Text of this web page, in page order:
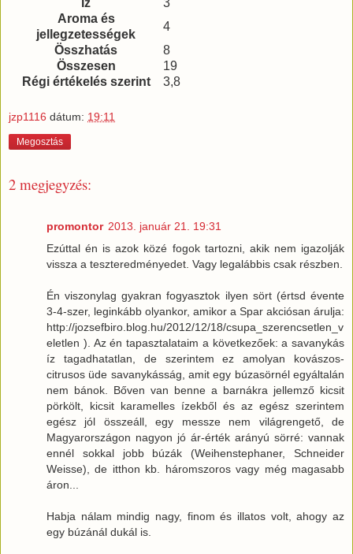
Íz
3
Aroma és
jellegzetességek
4
Összhatás
8
Összesen
19
Régi értékelés szerint
3,8
jzp1116 dátum: 19:11
Megosztás
2 megjegyzés:
promontor 2013. január 21. 19:31
Ezúttal én is azok közé fogok tartozni, akik nem igazolják
vissza a teszteredményedet. Vagy legalábbis csak részben.
Én viszonylag gyakran fogyasztok ilyen sört (értsd évente
3-4-szer, leginkább olyankor, amikor a Spar akciósan árulja:
http://jozsefbiro.blog.hu/2012/12/18/csupa_szerencsetlen_v
eletlen ). Az én tapasztalataim a következőek: a savanykás
íz tagadhatatlan, de szerintem ez amolyan kovászos-
citrusos üde savanykásság, amit egy búzasörnél egyáltalán
nem bánok. Bőven van benne a barnákra jellemző kicsit
pörkölt, kicsit karamelles ízekből és az egész szerintem
egész jól összeáll, egy messze nem világrengető, de
Magyarországon nagyon jó ár-érték arányú sörré: vannak
ennél sokkal jobb búzák (Weihenstephaner, Schneider
Weisse), de itthon kb. háromszoros vagy még magasabb
áron...
Habja nálam mindig nagy, finom és illatos volt, ahogy az
egy búzánál dukál is.